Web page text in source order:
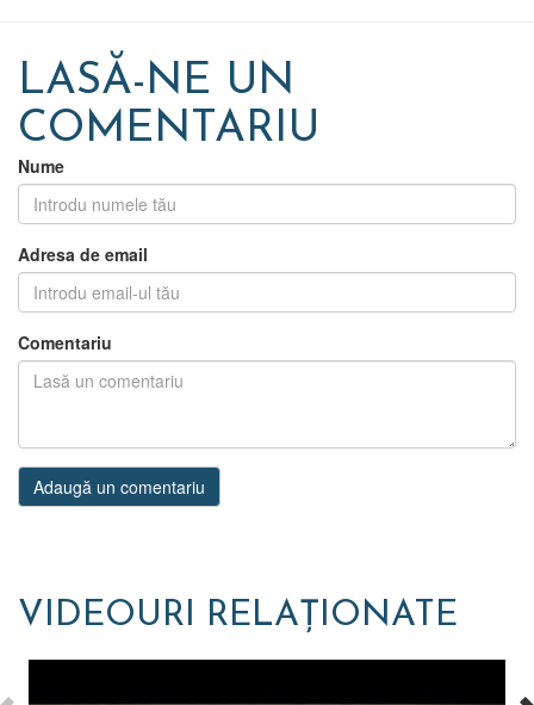
LASĂ-NE UN
COMENTARIU
Nume
Adresa de email
Comentariu
Adaugă un comentariu
VIDEOURI RELAȚIONATE